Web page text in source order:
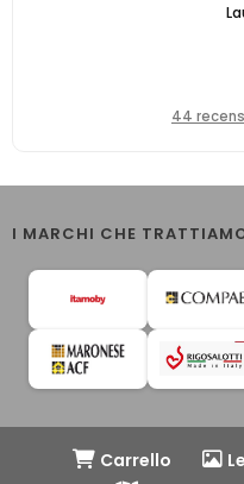
44
I MARCHI CHE
Carrello